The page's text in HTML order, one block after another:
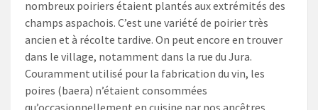
nombreux poiriers étaient plantés aux extrémités des
champs aspachois. C’est une variété de poirier très
ancien et à récolte tardive. On peut encore en trouver
dans le village, notamment dans la rue du Jura.
Couramment utilisé pour la fabrication du vin, les
poires (baera) n’étaient consommées